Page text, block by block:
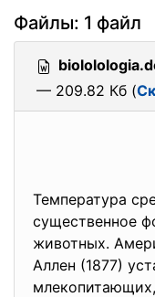
Файлы: 1 файл
— 209.82 Кб (
Температура
существенное
животных.
Аллен (1877)